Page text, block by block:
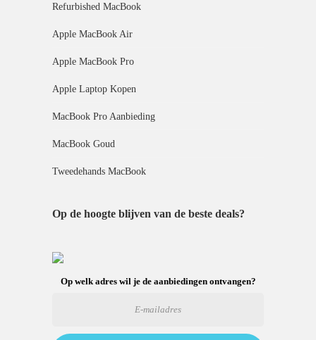
Refurbished MacBook
Apple MacBook Air
Apple MacBook Pro
Apple Laptop Kopen
MacBook Pro Aanbieding
MacBook Goud
Tweedehands MacBook
Op de hoogte blijven van de beste deals?
Op welk adres wil je de aanbiedingen ontvangen?